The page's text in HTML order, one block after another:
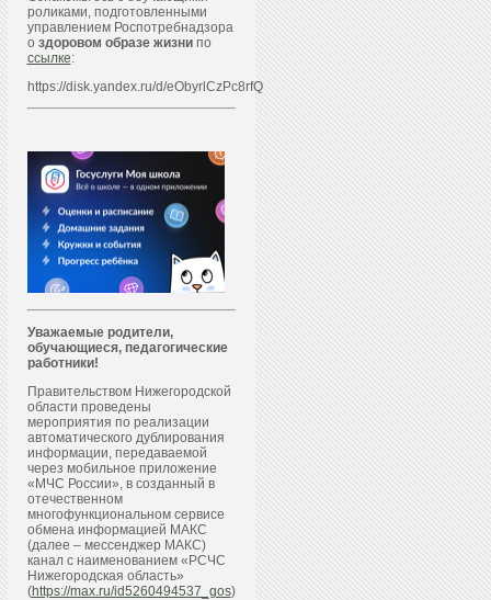
роликами, подготовленными
управлением Роспотребнадзора
о здоровом образе жизнипо
ссылке:
https://disk.yandex.ru/d/eObyrlCzPc8rfQ
Уважаемые родители,
обучающиеся, педагогические
работники!
Правительством Нижегородской
области проведены
мероприятия по реализации
автоматического дублирования
информации, передаваемой
через мобильное приложение
«МЧС России», в созданный в
отечественном
многофункциональном сервисе
обмена информацией МАКС
(далее – мессенджер МАКС)
канал с наименованием «РСЧС
Нижегородская область»
(https://max.ru/id5260494537_gos)